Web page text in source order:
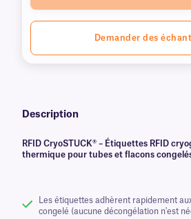
Demander des
Description
RFID CryoSTUCK® – Étiquettes RFID
thermique pour tubes et flacons
Les étiquettes adhèrent rapidement
congelé (aucune décongélation n'est